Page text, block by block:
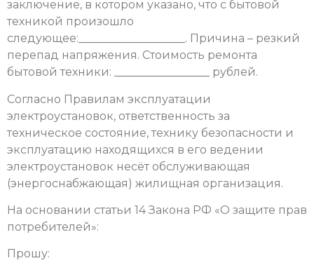
заключение, в котором указано, что с бытовой
техникой произошло
следующее:___________________. Причина – резкий
перепад напряжения. Стоимость ремонта
бытовой техники: _________________ рублей.
Согласно Правилам эксплуатации
электроустановок, ответственность за
техническое состояние, технику безопасности и
эксплуатацию находящихся в его ведении
электроустановок несёт обслуживающая
(энергоснабжающая) жилищная организация.
На основании статьи 14 Закона РФ «О защите прав
потребителей»:
Прошу: